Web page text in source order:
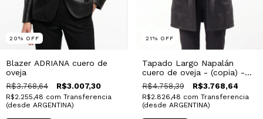
20% OFF
Blazer ADRIANA cuero de
oveja
R$3.768,64 R$3.007,30
R$2.255,48 com Transferencia
(desde ARGENTINA)
21% OFF
Tapado Largo Napalán
cuero de oveja - (copia) -
(copia) - (copia)
R$4.758,39 R$3.768,64
R$2.826,48 com Transferencia
(desde ARGENTINA)